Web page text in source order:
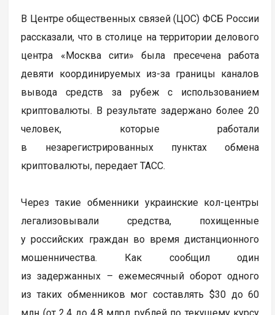
В Центре общественных связей (ЦОС) ФСБ России
рассказали, что в столице на территории делового
центра «Москва сити» была пресечена работа
девяти координируемых из-за границы каналов
вывода средств за рубеж с использованием
криптовалюты. В результате задержано более 20
человек, которые работали
в незарегистрированных пунктах обмена
криптовалюты, передает ТАСС.
Через такие обменники украинские кол-центры
легализовывали средства, похищенные
у российских граждан во время дистанционного
мошенничества. Как сообщил один
из задержанных – ежемесячный оборот одного
из таких обменников мог составлять $30 до 60